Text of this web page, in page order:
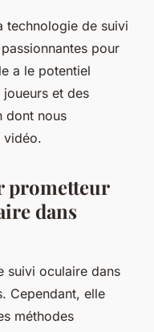
technologie de suivi
pour
a le potentiel
et des
dont nous
vidéo.
prometteur
dans
suivi oculaire dans
Cependant, elle
méthodes